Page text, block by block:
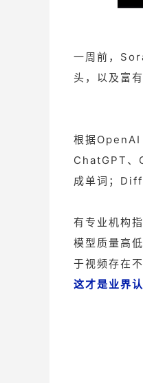
一周前，
头，以及富
根据
ChatGPT、
成单词；
有专业机构
模型质量高
于视频存在
这才是业界